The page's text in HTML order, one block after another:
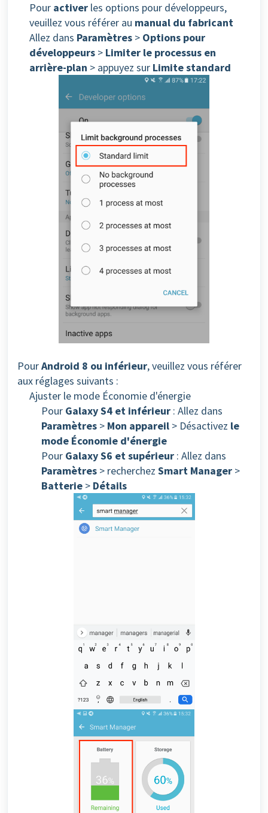
Pour activer les options pour développeurs,
veuillez vous référer au manual du fabricant
Allez dans Paramètres > Options pour
développeurs > Limiter le processus en
arrière-plan > appuyez sur Limite standard
PourAndroid 8 ou inférieur, veuillez vous référer
aux réglages suivants :
Ajuster le mode Économie d'énergie
Pour Galaxy S4 et inférieur : Allez dans
Paramètres > Mon appareil > Désactivez le
mode Économie d'énergie
Pour Galaxy S6 et supérieur : Allez dans
Paramètres > recherchez Smart Manager >
Batterie > Détails